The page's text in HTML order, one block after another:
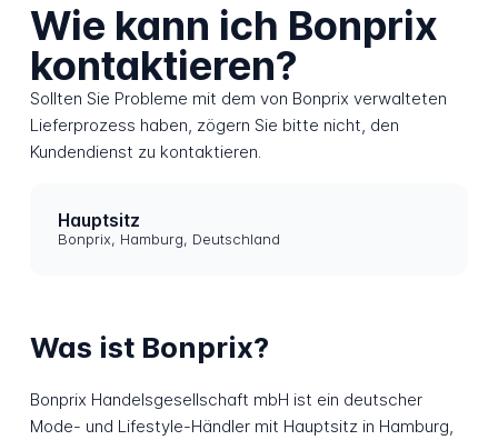
Wie kann ich Bonprix
kontaktieren?
Sollten Sie Probleme mit dem von Bonprix verwalteten
Lieferprozess haben, zögern Sie bitte nicht, den
Kundendienst zu kontaktieren.
Hauptsitz
Bonprix, Hamburg, Deutschland
Was ist Bonprix?
Bonprix Handelsgesellschaft mbH ist ein deutscher
Mode- und Lifestyle-Händler mit Hauptsitz in Hamburg,